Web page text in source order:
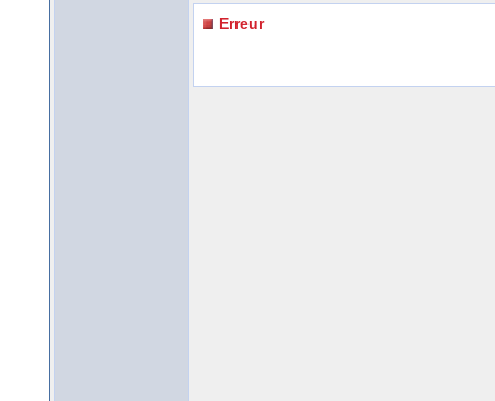
Erreur